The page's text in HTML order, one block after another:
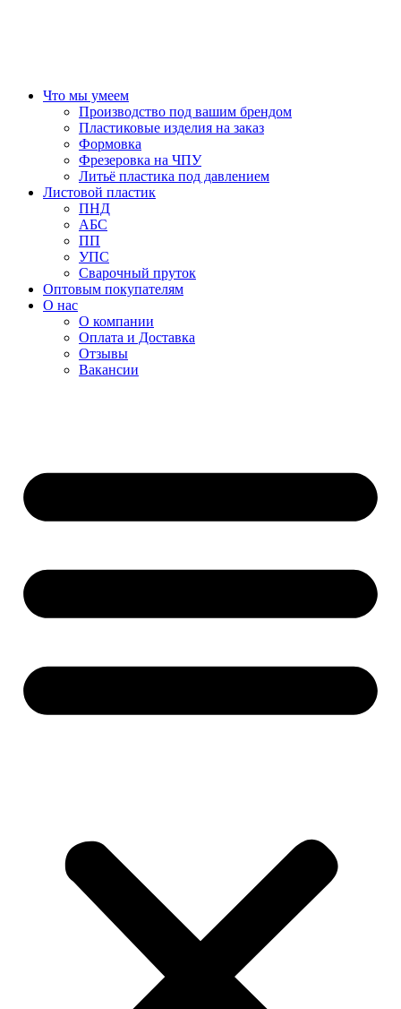
Что мы умеем
Производство под вашим брендом
Пластиковые изделия на заказ
Формовка
Фрезеровка на ЧПУ
Литьё пластика под давлением
Листовой пластик
ПНД
АБС
ПП
УПС
Сварочный пруток
Оптовым покупателям
О нас
О компании
Оплата и Доставка
Отзывы
Вакансии